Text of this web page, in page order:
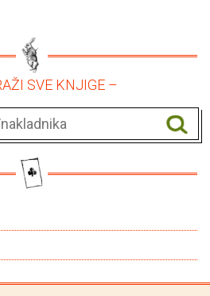
SVE KNJIGE –